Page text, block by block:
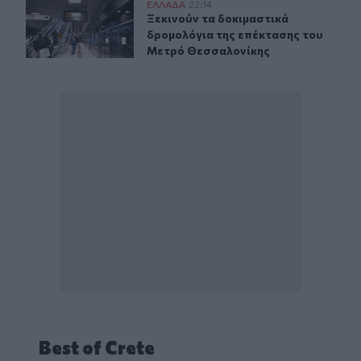
Ξεκινούν τα δοκιμαστικά δρομολόγια της επέκτασης
ΕΛΛAΔΑ 22:14
Ξεκινούν τα δοκιμαστικά
Ξεκινούν τα δοκιμαστικά
δρομολόγια της επέκτασης του
Μετρό Θεσσαλονίκης
Best of Crete